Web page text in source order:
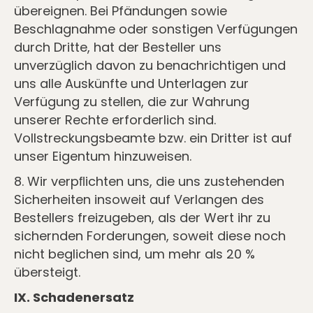
übereignen. Bei Pfändungen sowie
Beschlagnahme oder sonstigen Verfügungen
durch Dritte, hat der Besteller uns
unverzüglich davon zu benachrichtigen und
uns alle Auskünfte und Unterlagen zur
Verfügung zu stellen, die zur Wahrung
unserer Rechte erforderlich sind.
Vollstreckungsbeamte bzw. ein Dritter ist auf
unser Eigentum hinzuweisen.
8. Wir verpﬂichten uns, die uns zustehenden
Sicherheiten insoweit auf Verlangen des
Bestellers freizugeben, als der Wert ihr zu
sichernden Forderungen, soweit diese noch
nicht beglichen sind, um mehr als 20 %
übersteigt.
IX. Schadenersatz